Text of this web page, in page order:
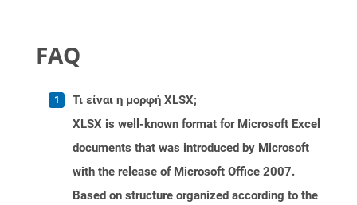
FAQ
Τι είναι η μορφή XLSX;
XLSX is well-known format for Microsoft Excel
documents that was introduced by Microsoft
with the release of Microsoft Office 2007.
Based on structure organized according to the